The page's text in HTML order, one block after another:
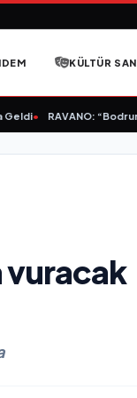
KÜLTÜR
• RAVANO: “Bodrum
vuracak